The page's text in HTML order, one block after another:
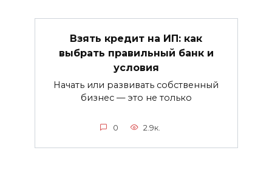
Взять кредит на ИП: как
выбрать правильный банк и
условия
Начать или развивать собственный
бизнес — это не только
0 2.9к.